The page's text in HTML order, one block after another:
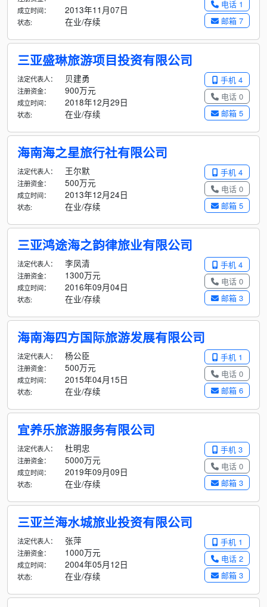
电话 1
邮箱 7
成立时间： 2013年11月07日
状态: 在业/存续
三亚盛琳旅游项目投资有限公司
手机 4
电话 0
邮箱 5
法定代表人： 贝建勇
注册资金： 900万元
成立时间： 2018年12月29日
状态: 在业/存续
海南海之星旅行社有限公司
手机 4
电话 0
邮箱 5
法定代表人： 王尔默
注册资金： 500万元
成立时间： 2013年12月24日
状态: 在业/存续
三亚鸿途海之韵律旅业有限公司
手机 4
电话 0
邮箱 3
法定代表人： 李凤清
注册资金： 1300万元
成立时间： 2016年09月04日
状态: 在业/存续
海南海四方国际旅游发展有限公司
手机 1
电话 0
邮箱 6
法定代表人： 杨公臣
注册资金： 500万元
成立时间： 2015年04月15日
状态: 在业/存续
宜养乐旅游服务有限公司
手机 3
电话 0
邮箱 3
法定代表人： 杜明忠
注册资金： 5000万元
成立时间： 2019年09月09日
状态: 在业/存续
三亚兰海水城旅业投资有限公司
手机 1
电话 2
邮箱 3
法定代表人： 张萍
注册资金： 1000万元
成立时间： 2004年05月12日
状态: 在业/存续